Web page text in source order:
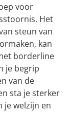
voor
Het
steun van
kan
borderline
je begrip
van de
sta je sterker
je welzijn en